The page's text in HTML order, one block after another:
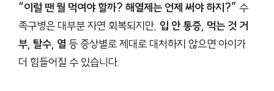
“이럴 땐 뭘 먹여야 할까? 해열제는 언제 써야 하지?” 수
족구병은 대부분 자연 회복되지만, 입 안 통증, 먹는 것 거
부, 탈수, 열등 증상별로 제대로 대처하지 않으면 아이가
더 힘들어질 수 있습니다.